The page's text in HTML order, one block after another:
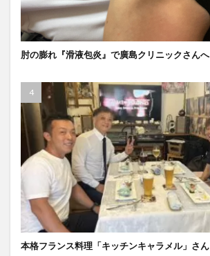
肘の膨れ『滑液包炎』で廣島クリニックさんへ
本格フランス料理「キッチンキャラメル」さん